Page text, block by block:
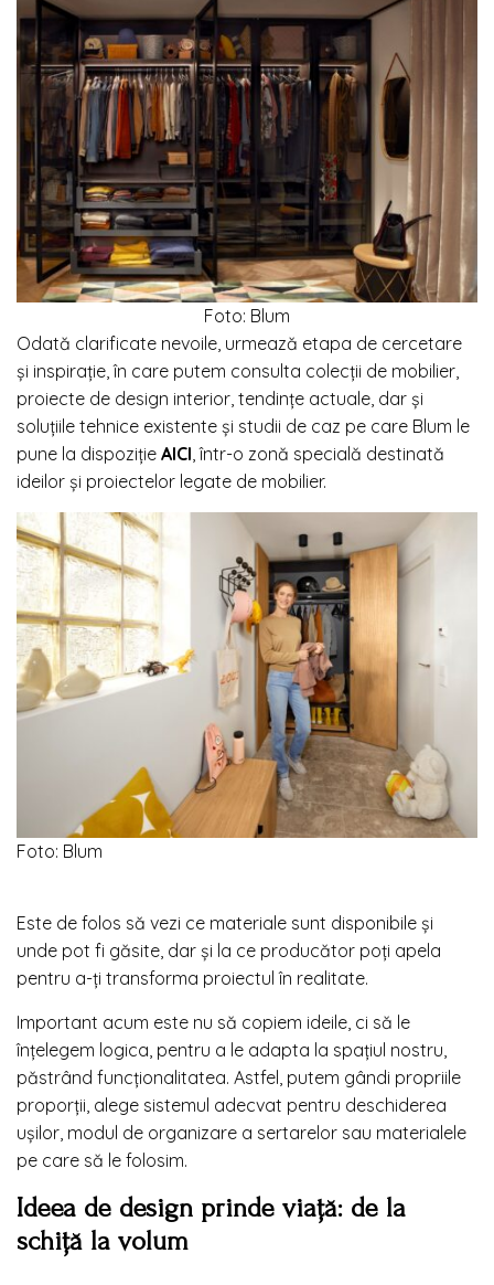
Foto: Blum
Odată clarificate nevoile, urmează etapa de cercetare
și inspirație, în care putem consulta colecții de mobilier,
proiecte de design interior, tendințe actuale, dar și
soluțiile tehnice existente și studii de caz pe care Blum le
pune la dispoziție AICI , într-o zonă specială destinată
ideilor și proiectelor legate de mobilier.
Foto: Blum
Este de folos să vezi ce materiale sunt disponibile și
unde pot fi găsite, dar și la ce producător poți apela
pentru a-ți transforma proiectul în realitate.
Important acum este nu să copiem ideile, ci să le
înțelegem logica, pentru a le adapta la spațiul nostru,
păstrând funcționalitatea. Astfel, putem gândi propriile
proporții, alege sistemul adecvat pentru deschiderea
ușilor, modul de organizare a sertarelor sau materialele
pe care să le folosim.
Ideea de design prinde viață: de la
schiță la volum